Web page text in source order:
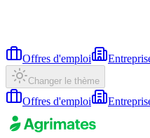
Offres d'emploi
Changer le thème
Offres d'emploi